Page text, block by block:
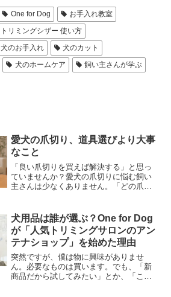
One for Dog
お手入れ教室
トリミングシザー 使い方
犬のお手入れ
犬のカット
犬のホームケア 飼い主さんが学ぶ
愛犬の爪切り、道具選びより大事
なこと
「良い爪切りを買えば解決する」と思っ
ていませんか？愛犬の爪切りに悩む飼い
主さんは少なくありません。「どの爪切
れ教室でも、よくいただく質問です。も
ちろん道具選びも大切です...
犬用品は誰が選ぶ？One for Dog
が「人気トリミングサロンのアン
テナショップ」を始めた理由
突然ですが、僕は物に興味がありませ
ん。必要なものは買います。でも、「新
商品だから試してみたい」とか、「これ